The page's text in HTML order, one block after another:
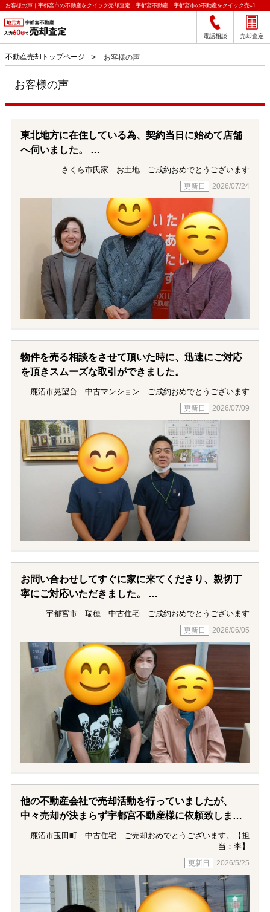
お客様の声｜宇都宮市の不動産をクイック売却査定｜宇都宮不動産｜宇都宮市の不動産をクイック売却査定｜宇都宮不動産
電話相談 売却査定
不動産売却トップページ お客様の声
お客様の声
東北地方に在住している為、契約当日に始めて店舗
へ伺いました。
それまでは電話とメールのみでのやり取りだった
為、当初は不安を感じていました。しかし担当者の
方には終始親切かつ丁寧にご対応いただき、些細な
質問にもわかりやすく説明してくださったことで安
心して取引を進めることができました。
手続きも非常にスムーズで常にこちらの立場に立っ
て親身にサポートしていただき最後まで信頼してお
任せすることができました。
相続した大切な土地の売買を安心して終えることが
同様の相談をされる方にも、自身を持っておすすめ
できる会社です。
さくら市氏家 お土地 ご成約おめでとうございます
2026/07/24
物件を売る相談をさせて頂いた時に、迅速にご対応
を頂きスムーズな取引ができました。
鹿沼市晃望台 中古マンション ご成約おめでとうございます
2026/07/09
お問い合わせしてすぐに家に来てくださり、親切丁
寧にご対応いただきました。
この方なら安心して自宅を売却してくれると直感で
現在は横浜に住んでいる為、身動きがとりづらい私
達を気遣っていただいて、給湯器の故障の手配から
立ち会いまで代わりに対応していただいたり、屋根
の登記変更の為に親戚の家まで訪ねてくれたり、本
当に助かりました。
物件を掲載してから3か月で良い買主さんを見つけて
くださり、感謝の気持ちでいっぱいです。
長年住んだ故郷の亡き父が建てた家を晴れやかな気
持ちで売却することができたのは吉野さんと宇都宮
不動産さんのおかげです。
宇都宮市 瑞穂 中古住宅 ご成約おめでとうございます
2026/06/05
他の不動産会社で売却活動を行っていましたが、
中々売却が決まらず宇都宮不動産様に依頼致しまし
た。
宇都宮不動産様は地域力との看板の通り、グループ
会社は勿論、様々なルートで売却先を探して下さ
り、内見を何件も案内して下さいました。売却に関
する書類についても相談を聞いて下さり、本当に感
謝しております。李様どうもありがとうございまし
鹿沼市玉田町 中古住宅 ご売却おめでとうございます。【担
当：李】
2026/5/25